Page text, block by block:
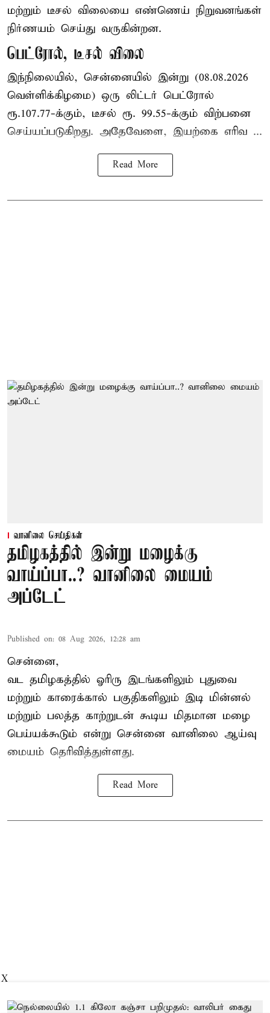
மற்றும் டீசல் விலையை எண்ணெய் நிறுவனங்கள்
நிர்ணயம் செய்து வருகின்றன.
பெட்ரோல், டீசல் விலை
இந்நிலையில், சென்னையில் இன்று (08.08.2026
வெள்ளிக்கிழமை) ஒரு லிட்டர் பெட்ரோல்
ரூ.107.77-க்கும், டீசல் ரூ. 99.55-க்கும் விற்பனை
செய்யப்படுகிறது. அதேவேளை, இயற்கை எரிவ ...
Read More
வானிலை செய்திகள்
தமிழகத்தில் இன்று மழைக்கு
வாய்ப்பா..? வானிலை மையம்
அப்டேட்
Published on: 08 Aug 2026, 12:28 am
சென்னை,
வட தமிழகத்தில் ஓரிரு இடங்களிலும் புதுவை
மற்றும் காரைக்கால் பகுதிகளிலும் இடி மின்னல்
மற்றும் பலத்த காற்றுடன் கூடிய மிதமான மழை
பெய்யக்கூடும் என்று சென்னை வானிலை ஆய்வு
மையம் தெரிவித்துள்ளது.
Read More
X